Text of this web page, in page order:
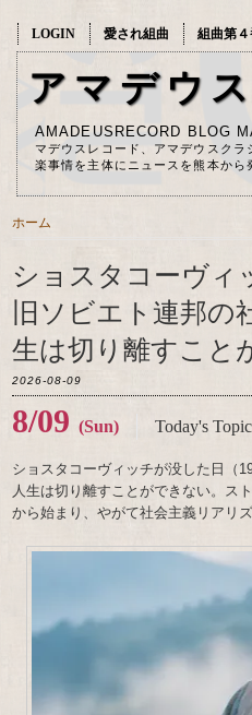
LOGIN 愛され組曲 組曲第
アマデウ
AMADEUSRECORD BLOG
マデウスレコード、アマデウスク
楽事情を主体にニュースを熊本から
ホーム
ショスタコーヴィ
旧ソビエト連邦の
生は切り離すこと
2026-08-09
8/09 (Sun) Today's
ショスタコーヴィッチが没した日（
人生は切り離すことができない。ス
から始まり、やがて社会主義リアリ